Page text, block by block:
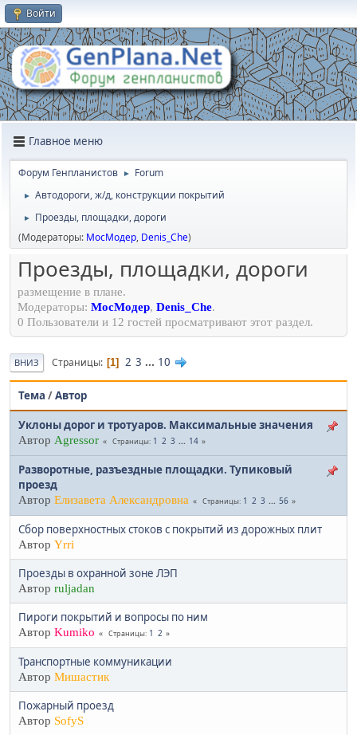
Войти
Главное меню
Форум Генпланистов ► Forum
► Автодороги, ж/д, конструкции покрытий
►
Проезды, площадки, дороги
(Модераторы: МосМодер, Denis_Che)
Проезды, площадки, дороги
размещение в плане.
Модераторы: МосМодер, Denis_Che.
0 Пользователи и 12 гостей просматривают этот раздел.
ВНИЗ Страницы 1 2 3 ... 10
Тема /Автор
Уклоны дорог и тротуаров. Максимальные значения
Автор Agressor Страницы 1 2 3 ... 14
Разворотные, разъездные площадки. Тупиковый
проезд
Автор Елизавета Александровна Страницы 1 2 3 ... 56
Сбор поверхностных стоков с покрытий из дорожных плит
Автор Yrri
Проезды в охранной зоне ЛЭП
Автор ruljadan
Пироги покрытий и вопросы по ним
Автор Kumiko Страницы 1 2
Транспортные коммуникации
Автор Мишастик
Пожарный проезд
Автор SofyS